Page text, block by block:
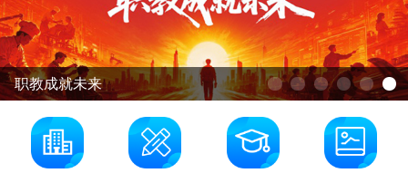
职教成就未来